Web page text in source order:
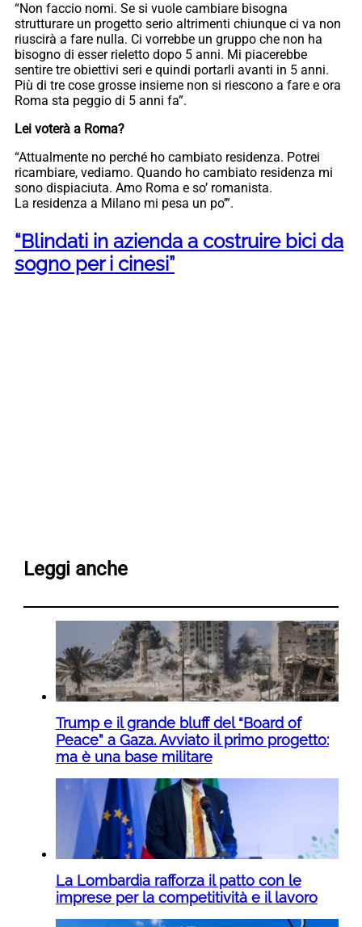
“Non faccio nomi. Se si vuole cambiare bisogna
strutturare un progetto serio altrimenti chiunque ci va non
riuscirà a fare nulla. Ci vorrebbe un gruppo che non ha
bisogno di esser rieletto dopo 5 anni. Mi piacerebbe
sentire tre obiettivi seri e quindi portarli avanti in 5 anni.
Più di tre cose grosse insieme non si riescono a fare e ora
Roma sta peggio di 5 anni fa”.
Lei voterà a Roma?
“Attualmente no perché ho cambiato residenza. Potrei
ricambiare, vediamo. Quando ho cambiato residenza mi
sono dispiaciuta. Amo Roma e so’ romanista.
La residenza a Milano mi pesa un po’”.
“Blindati in azienda a costruire bici da
sogno per i cinesi”
Leggi anche
Trump e il grande bluff del “Board of
Peace” a Gaza. Avviato il primo progetto:
ma è una base militare
La Lombardia rafforza il patto con le
imprese per la competitività e il lavoro